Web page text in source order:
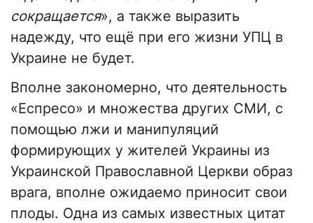
сокращается», а также выразить
надежду, что ещё при его жизни УПЦ в
Украине не будет.
Вполне закономерно, что деятельность
«Еспресо» и множества других СМИ, с
помощью лжи и манипуляций
формирующих у жителей Украины из
Украинской Православной Церкви образ
врага, вполне ожидаемо приносит свои
плоды. Одна из самых известных цитат